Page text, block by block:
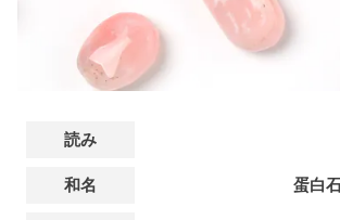
読み
和名 蛋白